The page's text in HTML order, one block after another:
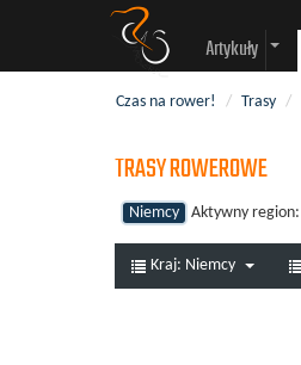
Artykuły
Czas na rower! / Trasy /
TRASY ROWEROWE
Niemcy Aktywny region:
Kraj: Niemcy